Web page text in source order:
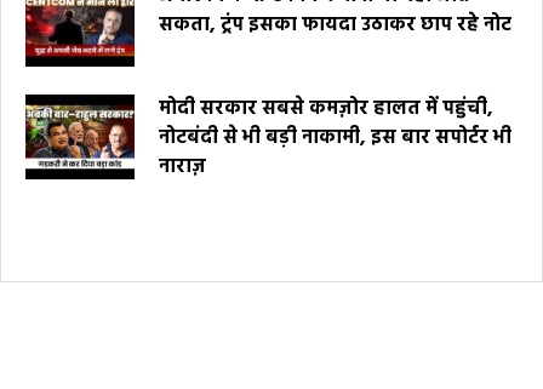
सकता, ट्रंप इसका फायदा उठाकर छाप रहे नोट
मोदी सरकार सबसे कमज़ोर हालत में पहुंची,
नोटबंदी से भी बड़ी नाकामी, इस बार सपोर्टर भी
नाराज़